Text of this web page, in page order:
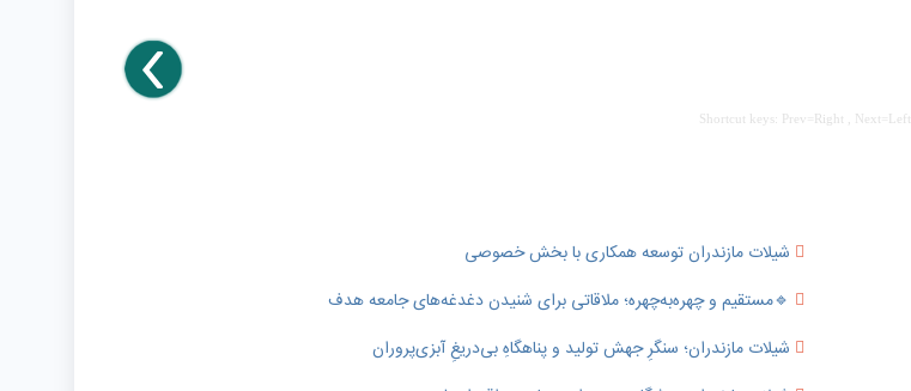
Shortcut keys: Prev=Right , Next=Left
شیلات مازندران توسعه همکاری با بخش خصوصی
🔹️مستقیم و چهره‌به‌چهره؛ ملاقاتی برای شنیدن دغدغه‌های جامعه هدف
شیلات مازندران؛ سنگرِ جهش تولید و پناهگاهِ بی‌دریغِ آبزی‌پروران